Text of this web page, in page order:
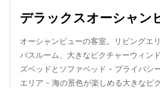
デラックスオーシャン
オーシャンビューの客室。リビングエ
バスルーム、大きなピクチャーウィン
ズベッドとソファベッド - プライバシ
エリア - 海の景色が楽しめる大きなピ